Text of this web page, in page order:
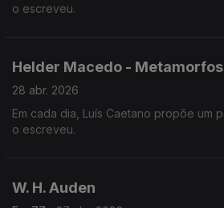
o escreveu.
Helder Macedo -
28 abr. 2026
Em cada dia, Luís Caetano propõe um
o escreveu.
W. H. Auden